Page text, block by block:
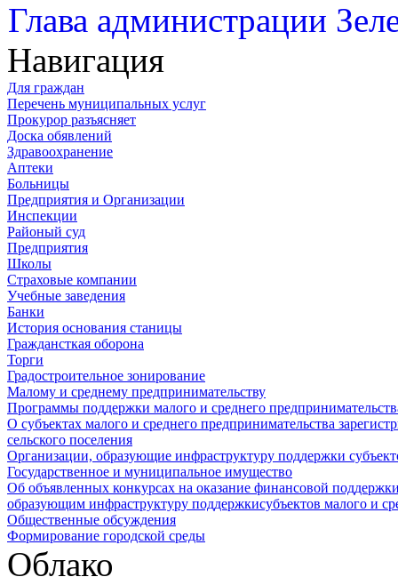
Глава администрации
Навигация
Для граждан
Перечень муниципальных услуг
Прокурор разъясняет
Доска обявлений
Здравоохранение
Аптеки
Больницы
Предприятия и Организации
Инспекции
Районый суд
Предприятия
Школы
Страховые компании
Учебные заведения
Банки
История основания станицы
Граждансткая оборона
Торги
Градостроительное зонирование
Малому и среднему предпринимательству
Программы поддержки малого и среднего
О субъектах малого и среднего предпринимательства
сельского поселения
Организации, образующие инфраструктуру поддержки
Государственное и муниципальное имущество
Об объявленных конкурсах на оказание финансовой
образующим инфраструктуру поддержкисубъектов малого и
Общественные обсуждения
Формирование городской среды
Облако